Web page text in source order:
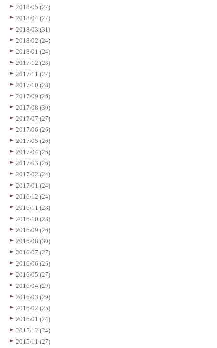
2018/05 (27)
2018/04 (27)
2018/03 (31)
2018/02 (24)
2018/01 (24)
2017/12 (23)
2017/11 (27)
2017/10 (28)
2017/09 (26)
2017/08 (30)
2017/07 (27)
2017/06 (26)
2017/05 (26)
2017/04 (26)
2017/03 (26)
2017/02 (24)
2017/01 (24)
2016/12 (24)
2016/11 (28)
2016/10 (28)
2016/09 (26)
2016/08 (30)
2016/07 (27)
2016/06 (26)
2016/05 (27)
2016/04 (29)
2016/03 (29)
2016/02 (25)
2016/01 (24)
2015/12 (24)
2015/11 (27)